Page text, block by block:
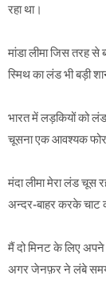
रहा था।
मांडा लीमा जिस तरह से
स्मिथ का लंड भी बड़ी
भारत में लड़कियों को
चूसना एक आवश्यक
मंदा लीमा मेरा लंड चूस
अन्दर-बाहर करके चाट
मैं दो मिनट के लिए
अगर जेनफ़र ने लंबे समय